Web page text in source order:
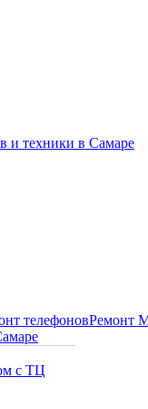
и техники в Самаре
телефоновРемонт
с ТЦ